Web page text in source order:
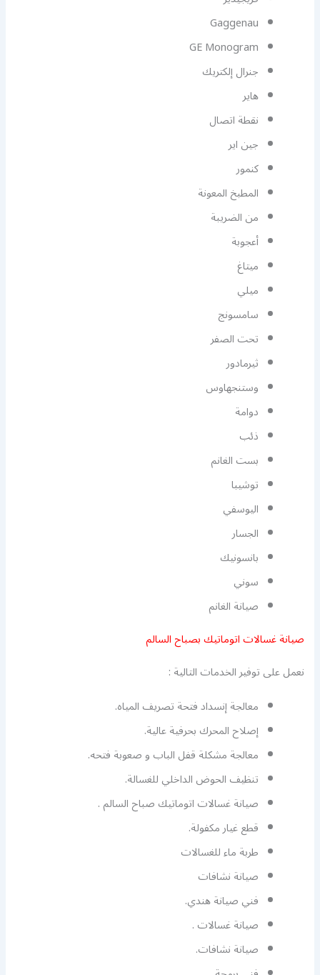
Gaggenau
GE Monogram
جنرال إلكتريك
هاير
نقطة اتصال
جين اير
كنمور
المطبخ المعونة
من الضريبة
أعجوبة
ميتاغ
ميلي
سامسونج
تحت الصفر
ثيرمادور
وستنجهاوس
دوامة
ذئب
بست الغانم
توشيبا
اليوسفي
الجسار
بانسونيك
سوني
صيانة الغانم
صيانة غسالات اتوماتيك بصباح السالم
نعمل على توفير الخدمات التالية :
معالجة إنسداد فتحة تصريف المياه.
إصلاح المحرك بحرفية عالية.
معالجة مشكلة قفل الباب و صعوبة فتحه.
تنظيف الحوض الداخلي للغسالة.
صيانة غسالات اتوماتيك صباح السالم .
قطع غيار مكفولة.
طربة ماء للغسالات
صيانة نشافات
فني صيانة هندي.
صيانة غسالات .
صيانة نشافات.